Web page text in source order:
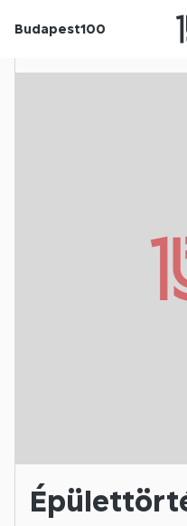
Budapest100